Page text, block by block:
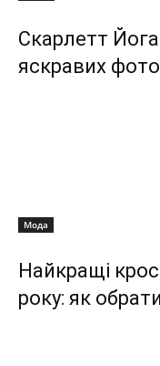
Скарлетт
яскравих
Мода
Найкращі
року: як